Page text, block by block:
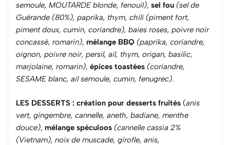
semoule, MOUTARDE blonde, fenouil), sel fou (sel de
Guérande (80%), paprika, thym, chili (piment fort,
piment doux, cumin, coriandre), baies roses, poivre noir
concassé, romarin), mélange BBQ (paprika, coriandre,
oignon, poivre noir, persil, ail, thym, origan, basilic,
marjolaine, romarin), épices toastées (coriandre,
SESAME blanc, ail semoule, cumin, fenugrec).
LES DESSERTS : création pour desserts fruités (anis
vert, gingembre, cannelle, aneth, badiane, menthe
douce), mélange spéculoos (cannelle cassia 2%
(Vietnam), noix de muscade, girofle, anis,